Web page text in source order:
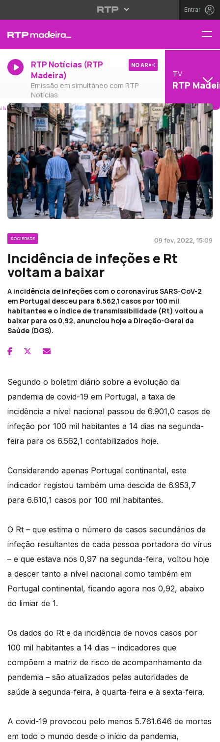
Entrar
RTP Notícias (RTP
Madeira)
Emissão em simultâneo com RTP
Notícias
NO AR
TV
RTP
SOCIEDADE 09 fev, 2022, 15:09
Incidência de infeções e Rt
voltam a baixar
A incidência de infeções com o coronavírus SARS-CoV-2
em Portugal desceu para 6.562,1 casos por 100 mil
habitantes e o índice de transmissibilidade (Rt) voltou a
baixar para os 0,92, anunciou hoje a Direção-Geral da
Saúde (DGS).
Segundo o boletim diário sobre a evolução da
pandemia de covid-19 em Portugal, a taxa de
incidência a nível nacional passou de 6.901,0 casos de
infeção por 100 mil habitantes a 14 dias na segunda-
feira para os 6.562,1 contabilizados hoje.
Considerando apenas Portugal continental, este
indicador registou também uma descida de 6.953,7
para 6.610,1 casos por 100 mil habitantes.
O Rt – que estima o número de casos secundários de
infeção resultantes de cada pessoa portadora do vírus
– e que estava nos 0,97 na segunda-feira, voltou hoje
a descer tanto a nível nacional como também em
Portugal continental, ficando agora nos 0,92, abaixo
do limiar de 1.
Os dados do Rt e da incidência de novos casos por
100 mil habitantes a 14 dias – indicadores que
compõem a matriz de risco de acompanhamento da
pandemia – são atualizados pelas autoridades de
saúde à segunda-feira, à quarta-feira e à sexta-feira.
A covid-19 provocou pelo menos 5.761.646 de mortes
em todo o mundo desde o início da pandemia,